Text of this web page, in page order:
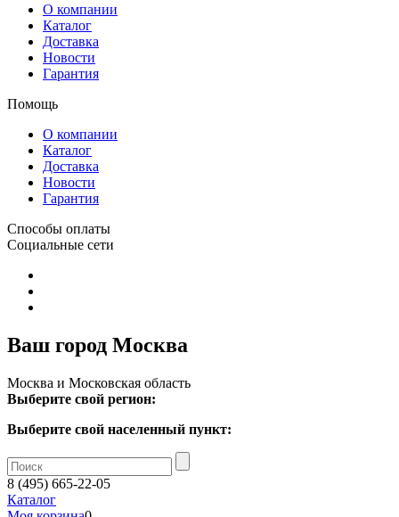
О компании
Каталог
Доставка
Новости
Гарантия
Помощь
О компании
Каталог
Доставка
Новости
Гарантия
Способы оплаты
Социальные сети
Ваш город Москва
Москва и Московская область
Выберите свой регион:
Выберите свой населенный пункт:
8 (495) 665-22-05
Каталог